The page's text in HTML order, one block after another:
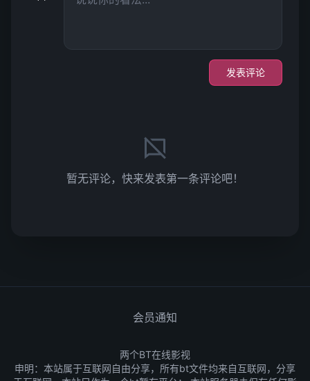
发表评论
暂无评论，快来发表第一条评论吧！
会员通知
两个BT在线影视
申明：本站属于互联网自由分享，所有bt文件均来自互联网，分享